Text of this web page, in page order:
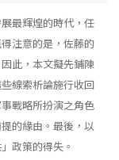
最輝煌的時代，任
注意的是，佐藤的
此，本文擬先鋪陳
線索析論施行收回
戰略所扮演之角色
的緣由。最後，以
政策的得失。